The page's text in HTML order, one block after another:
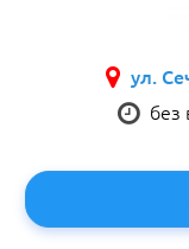
ул.
без